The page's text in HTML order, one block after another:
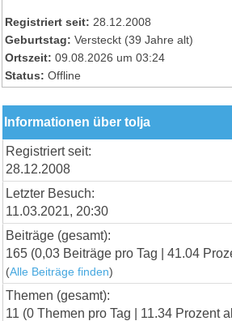
Registriert seit: 28.12.2008
Geburtstag: Versteckt (39 Jahre alt)
Ortszeit: 09.08.2026 um 03:24
Status: Offline
Informationen über tolja
Registriert seit:
28.12.2008
Letzter Besuch:
11.03.2021, 20:30
Beiträge (gesamt):
165 (0,03 Beiträge pro Tag | 41.04
(Alle Beiträge finden)
Themen (gesamt):
11 (0 Themen pro Tag | 11.34 Prozent